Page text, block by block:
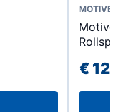
MOTIVE
Motive
€
Dieses
weist